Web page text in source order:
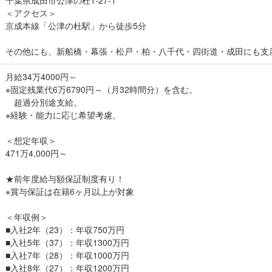
＜アクセス＞
京成本線「公津の杜駅」から徒歩5分
その他にも、新船橋・幕張・松戸・柏・八千代・四街道・成田にも支
月給34万4000円～
※固定残業代6万6790円～（月32時間分）を含む。
超過分別途支給。
※経験・能力に応じ希望考慮。
＜想定年収＞
471万4,000円～
★前年度給与額保証制度有り！
※賞与保証は在籍6ヶ月以上が対象
＜年収例＞
■入社2年（23）：年収750万円
■入社5年（37）：年収1300万円
■入社7年（28）：年収1000万円
■入社8年（27）：年収1200万円